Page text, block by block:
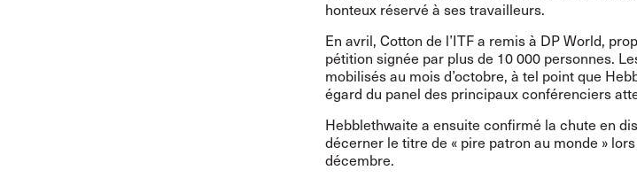
honteux réservé à ses travailleurs.
En avril, Cotton de l’ITF a remisà DP World,
pétition signée par plus de 10 000 personnes.
mobilisés au mois d’octobre, à tel point que
égard du panel des principaux conférenciers
Hebblethwaite a ensuite confirmé la chute en
décerner le titre de « pire patron au monde »
décembre.